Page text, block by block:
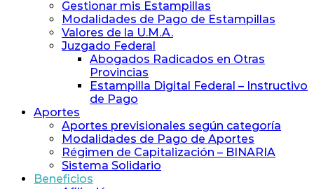
Previsión
Procuradores
Gestionar mis Estampillas
Modalidades de Pago de Estampillas
Valores de la U.M.A.
Juzgado Federal
Abogados Radicados en Otras
Provincias
Estampilla Digital Federal – Instructivo
de Pago
Aportes
Aportes previsionales según categoría
Modalidades de Pago de Aportes
Régimen de Capitalización – BINARIA
Sistema Solidario
Beneficios